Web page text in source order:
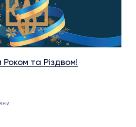
та Різдвом!